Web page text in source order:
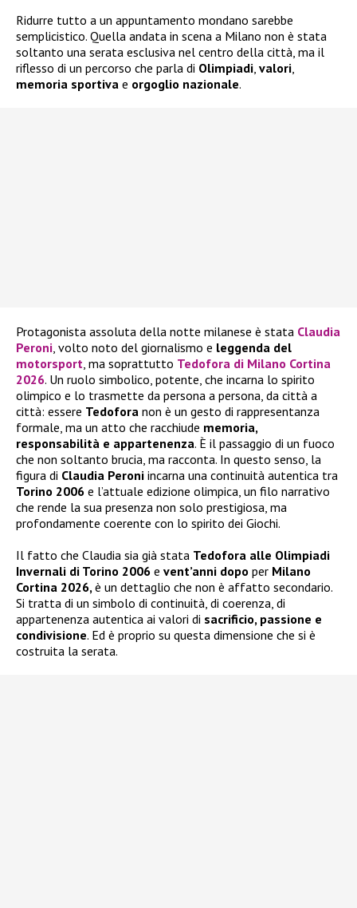
Ridurre tutto a un appuntamento mondano sarebbe
semplicistico. Quella andata in scena a Milano non è stata
soltanto una serata esclusiva nel centro della città, ma il
riflesso di un percorso che parla di Olimpiadi valori
memoria sportiva e orgoglio nazionale.
Protagonista assoluta della notte milanese è stata Claudia
Peroni , volto noto del giornalismo e leggenda del
motorsport , ma soprattutto Tedofora di Milano Cortina
2026. Un ruolo simbolico, potente, che incarna lo spirito
olimpico e lo trasmette da persona a persona, da città a
città: essere Tedofora non è un gesto di rappresentanza
formale, ma un atto che racchiude memoria,
responsabilità e appartenenza. È il passaggio di un fuoco
che non soltanto brucia, ma racconta. In questo senso, la
figura di Claudia Peroni incarna una continuità autentica tra
Torino 2006 e l’attuale edizione olimpica, un filo narrativo
che rende la sua presenza non solo prestigiosa, ma
profondamente coerente con lo spirito dei Giochi.
Il fatto che Claudia sia già stata Tedofora alle Olimpiadi
Invernali di Torino 2006 e vent’anni dopo per Milano
Cortina 2026, è un dettaglio che non è affatto secondario.
Si tratta di un simbolo di continuità, di coerenza, di
appartenenza autentica ai valori di sacrificio, passione e
condivisione. Ed è proprio su questa dimensione che si è
costruita la serata.